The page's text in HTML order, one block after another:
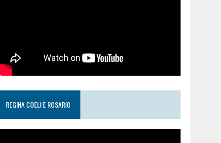
REGINA COELI E ROSARIO